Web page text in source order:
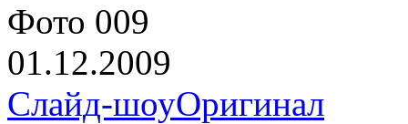
Фото 009
01.12.2009
Слайд-шоуОригинал